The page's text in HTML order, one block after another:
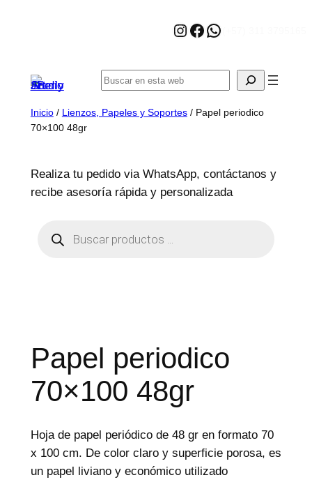
Instagram
Facebook
WhatsApp
Buscar
Inicio/ Lienzos, Papeles y Soportes/ Papel periodico
70×100 48gr
Realiza tu pedido via WhatsApp, contáctanos y
recibe asesoría rápida y personalizada
r
o
u
c
t
Papel periodico
70×100 48gr
Hoja de papel periódico de 48 gr en formato 70
x 100 cm. De color claro y superficie porosa, es
un papel liviano y económico utilizado